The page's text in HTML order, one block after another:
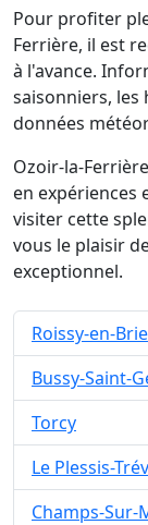
Pour profiter
Ferrière, il est
à l'avance.
saisonniers, les
données
Ozoir-la-
en expériences
visiter cette
vous le plaisir
exceptionnel.
Roissy-en-Brie
Bussy-Saint-
Torcy
Le Plessis-
Champs-Sur-